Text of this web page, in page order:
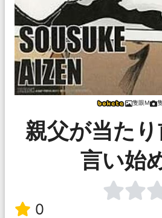
隻眼M
親父が当た
言い始
0